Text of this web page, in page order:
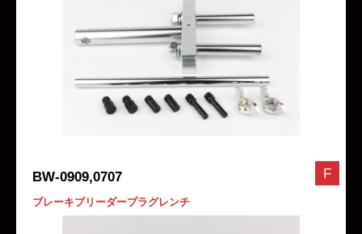
BW-0909,0707
ブレーキブリーダープラグレンチ
F